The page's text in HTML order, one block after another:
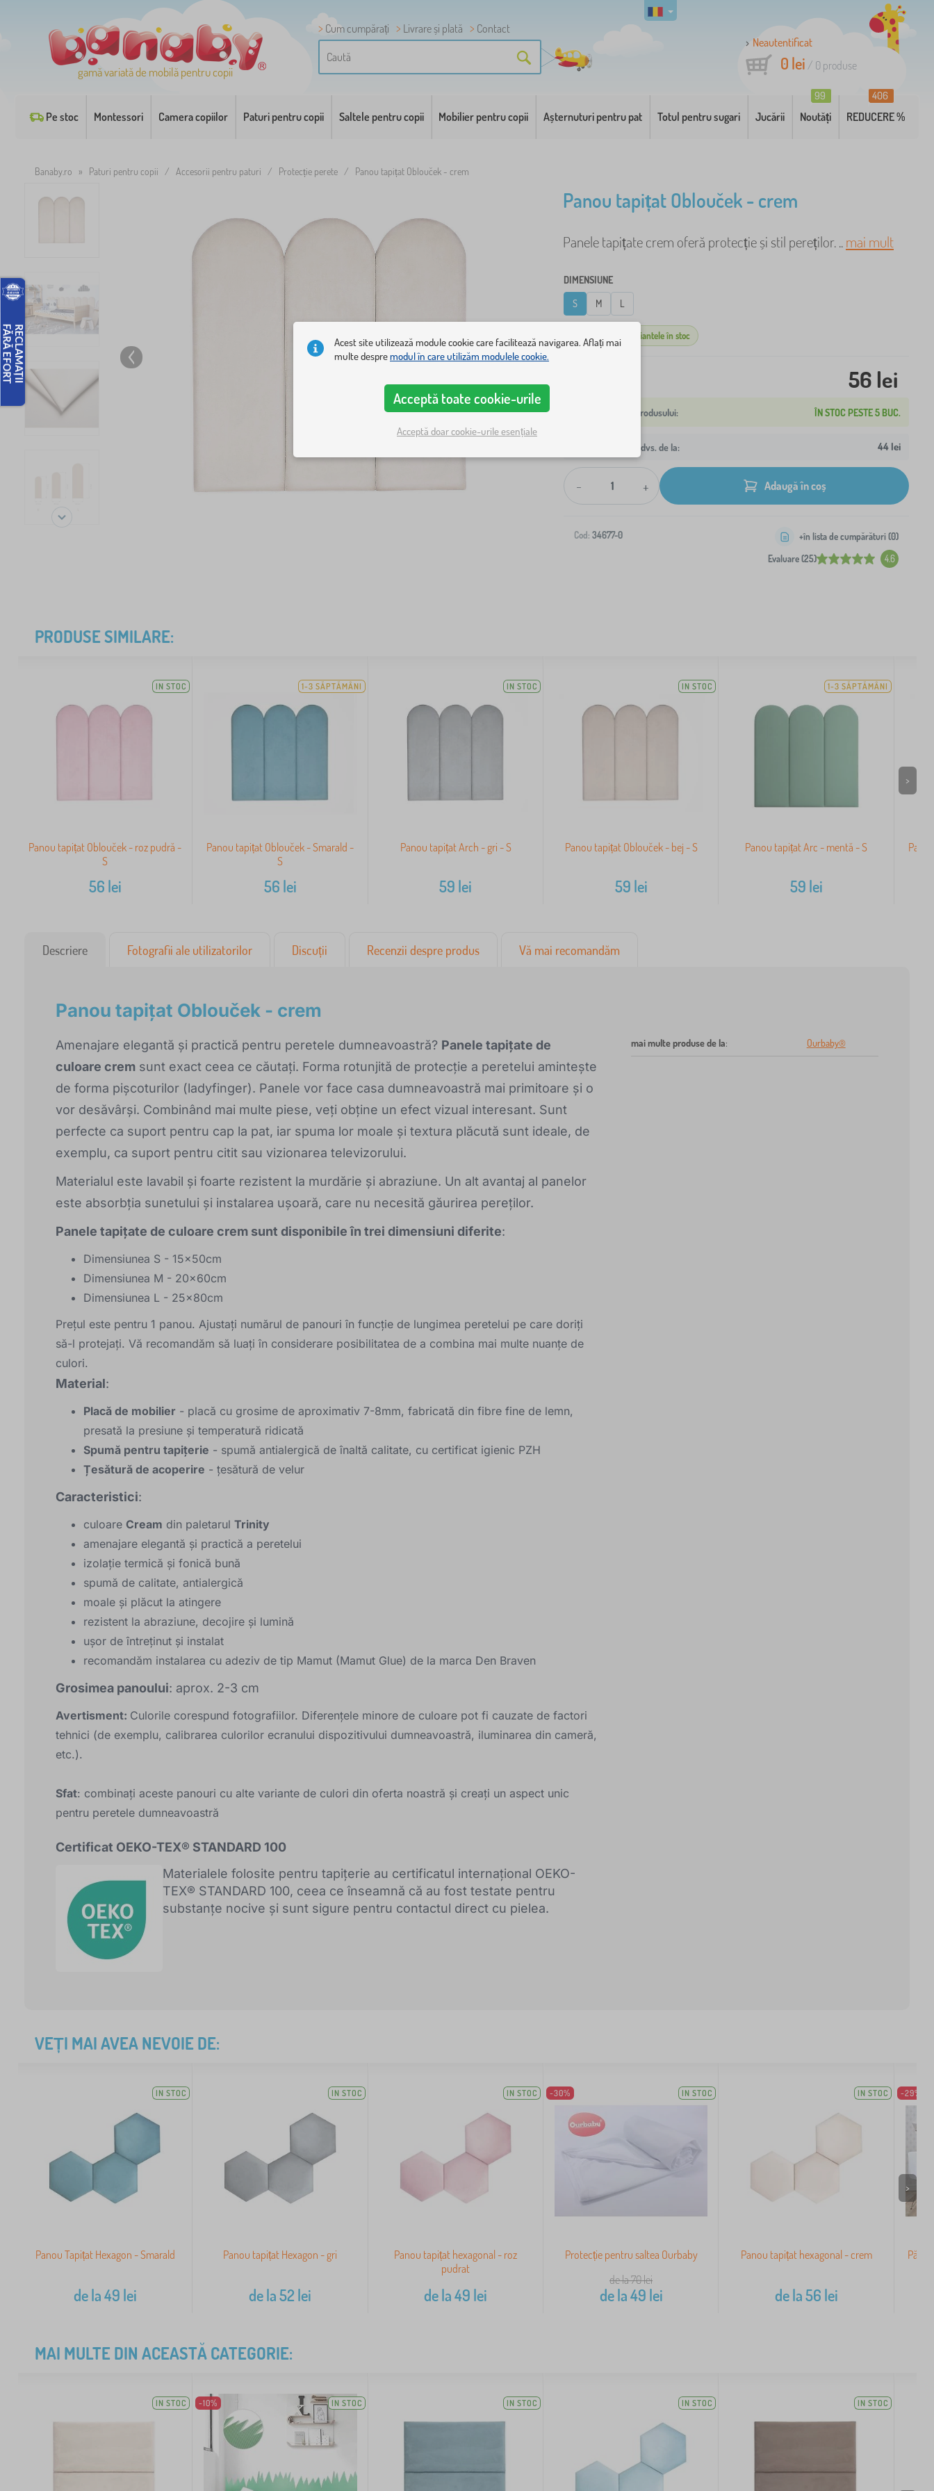
gamă variată de mobilă pentru copii
Cum cumpărați Livrare și plată
Contact
Neautentificat
0 lei / 0 produse
Pe stoc Montessori Camera copiilor Paturi pentru copii Saltele pentru copii Mobilier pentru copii Așternuturi pentru pat Totul pentru sugari Jucării Noutăți
99
REDUCERE %
406
Banaby.ro » Paturi pentru copii / Accesorii pentru paturi / Protecție perete / Panou tapițat Oblouček - crem
Panou tapițat Oblouček - crem
Panele tapițate crem oferă protecție și stil pereților. ..mai mult
DIMENSIUNE
S
M L
Afișează doar variantele în stoc
56 lei
ÎN STOC PESTE 5 BUC.
Livrare la adresa dvs. de la: 44 lei
- + Adaugă în coș
Cod: 34677-0
Evaluare (25) 4.6
+în lista de cumpărături (0)
PRODUSE SIMILARE:
IN STOC
Panou tapițat Oblouček - roz pudră -
S
56 lei
1-3 SĂPTĂMÂNI
Panou tapițat Oblouček - Smarald -
S
56 lei
IN STOC
Panou tapițat Arch - gri - S
59 lei
IN STOC
Panou tapițat Oblouček - bej - S
59 lei
1-3 SĂPTĂMÂNI
Panou tapițat Arc - mentă - S
59 lei
>
Descriere Fotografii ale utilizatorilor Discuții Recenzii despre produs Vă mai recomandăm
Panou tapițat Oblouček - crem
Amenajare elegantă și practică pentru peretele dumneavoastră? Panele tapițate de
culoare crem sunt exact ceea ce căutați. Forma rotunjită de protecție a peretelui amintește
de forma pișcoturilor (ladyfinger). Panele vor face casa dumneavoastră mai primitoare și o
vor desăvârși. Combinând mai multe piese, veți obține un efect vizual interesant. Sunt
perfecte ca suport pentru cap la pat, iar spuma lor moale și textura plăcută sunt ideale, de
exemplu, ca suport pentru citit sau vizionarea televizorului.
Materialul este lavabil și foarte rezistent la murdărie și abraziune. Un alt avantaj al panelor
este absorbția sunetului și instalarea ușoară, care nu necesită găurirea pereților.
Panele tapițate de culoare crem sunt disponibile în trei dimensiuni diferite:
Dimensiunea S - 15x50cm
Dimensiunea M - 20x60cm
Dimensiunea L - 25x80cm
Prețul este pentru 1 panou. Ajustați numărul de panouri în funcție de lungimea peretelui pe care doriți
să-l protejați. Vă recomandăm să luați în considerare posibilitatea de a combina mai multe nuanțe de
culori.
Material:
Placă de mobilier - placă cu grosime de aproximativ 7-8mm, fabricată din fibre fine de lemn,
presată la presiune și temperatură ridicată
Spumă pentru tapițerie - spumă antialergică de înaltă calitate, cu certificat igienic PZH
Țesătură de acoperire - țesătură de velur
Caracteristici:
culoare Cream din paletarul Trinity
amenajare elegantă și practică a peretelui
izolație termică și fonică bună
spumă de calitate, antialergică
moale și plăcut la atingere
rezistent la abraziune, decojire și lumină
ușor de întreținut și instalat
recomandăm instalarea cu adeziv de tip Mamut (Mamut Glue) de la marca Den Braven
Grosimea panoului: aprox. 2-3 cm
Avertisment: Culorile corespund fotografiilor. Diferențele minore de culoare pot fi cauzate de factori
tehnici (de exemplu, calibrarea culorilor ecranului dispozitivului dumneavoastră, iluminarea din cameră,
etc.).
Sfat: combinați aceste panouri cu alte variante de culori din oferta noastră și creați un aspect unic
pentru peretele dumneavoastră
Certificat OEKO-TEX® STANDARD 100
Materialele folosite pentru tapițerie au certificatul internațional OEKO-
TEX® STANDARD 100, ceea ce înseamnă că au fost testate pentru
substanțe nocive și sunt sigure pentru contactul direct cu pielea.
mai multe produse de la: Ourbaby®
VEȚI MAI AVEA NEVOIE DE:
IN STOC
Panou Tapițat Hexagon - Smarald
de la49 lei
IN STOC
Panou tapițat Hexagon - gri
de la52 lei
IN STOC
Panou tapițat hexagonal - roz
pudrat
de la49 lei
-30% IN STOC
Protecție pentru saltea Ourbaby
de la 70lei
de la49 lei
IN STOC
Panou tapițat hexagonal - crem
de la56 lei
-29%
Pătuț
>
MAI MULTE DIN ACEASTĂ CATEGORIE:
IN STOC -10% IN STOC IN STOC IN STOC IN STOC
Acest site utilizează module cookie care facilitează navigarea. Aflați mai
multe despremodul în care utilizăm modulele cookie.
Acceptă toate cookie-urile
Acceptă doar cookie-urile esențiale